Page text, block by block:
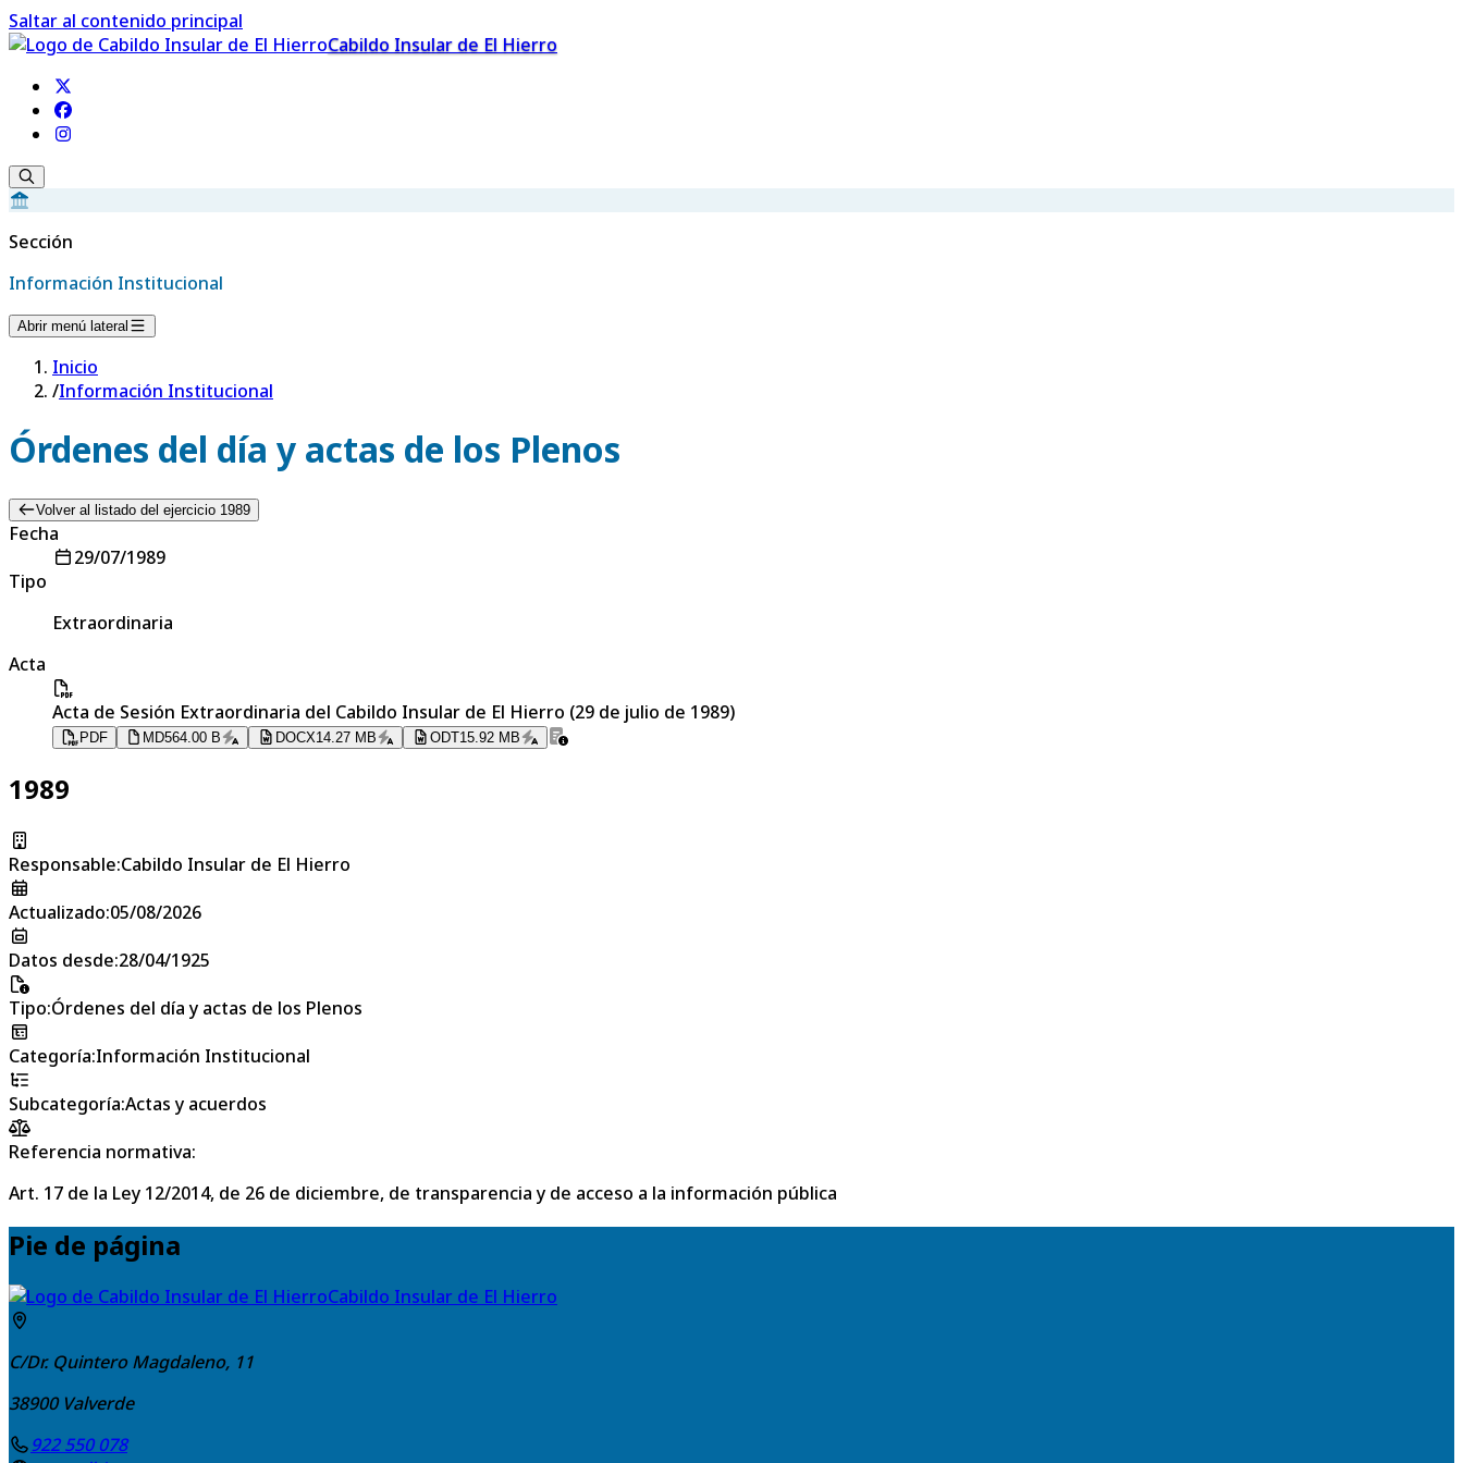
Saltar al contenido principal
Cabildo Insular de El Hierro
Sección
Información Institucional
Abrir menú lateral
Inicio
/Información Institucional
Órdenes del día y actas de los Plenos
Volver al listado del ejercicio 1989
Fecha
29/07/1989
Tipo
Extraordinaria
Acta
Acta de Sesión Extraordinaria del Cabildo Insular de El Hierro (29 de julio de 1989)
PDF MD564.00 B DOCX14.27 MB ODT15.92 MB
1989
Responsable:Cabildo Insular de El Hierro
Actualizado:05/08/2026
Datos desde:28/04/1925
Tipo:Órdenes del día y actas de los Plenos
Categoría:Información Institucional
Subcategoría:Actas y acuerdos
Referencia normativa:
Art. 17 de la Ley 12/2014, de 26 de diciembre, de transparencia y de acceso a la información pública
Pie de página
Cabildo Insular de El Hierro
C/Dr. Quintero Magdaleno, 11
38900 Valverde
922 550 078